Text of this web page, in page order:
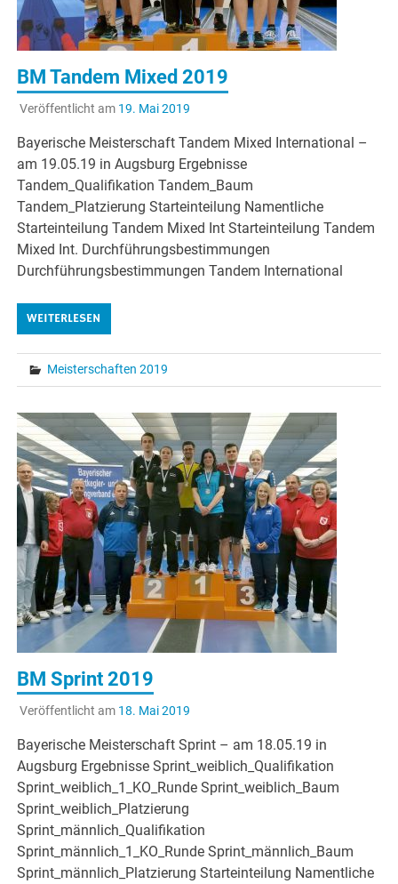
BM Tandem Mixed 2019
Veröffentlicht am 19. Mai 2019
Bayerische Meisterschaft Tandem Mixed International –
am 19.05.19 in Augsburg Ergebnisse
Tandem_Qualifikation Tandem_Baum
Tandem_Platzierung Starteinteilung Namentliche
Starteinteilung Tandem Mixed Int Starteinteilung Tandem
Mixed Int. Durchführungsbestimmungen
Durchführungsbestimmungen Tandem International
WEITERLESEN
Meisterschaften 2019
BM Sprint 2019
Veröffentlicht am 18. Mai 2019
Bayerische Meisterschaft Sprint – am 18.05.19 in
Augsburg Ergebnisse Sprint_weiblich_Qualifikation
Sprint_weiblich_1_KO_Runde Sprint_weiblich_Baum
Sprint_weiblich_Platzierung
Sprint_männlich_Qualifikation
Sprint_männlich_1_KO_Runde Sprint_männlich_Baum
Sprint_männlich_Platzierung Starteinteilung Namentliche